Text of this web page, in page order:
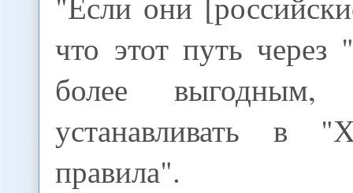
что этот путь через
более
устанавливать в
правила".